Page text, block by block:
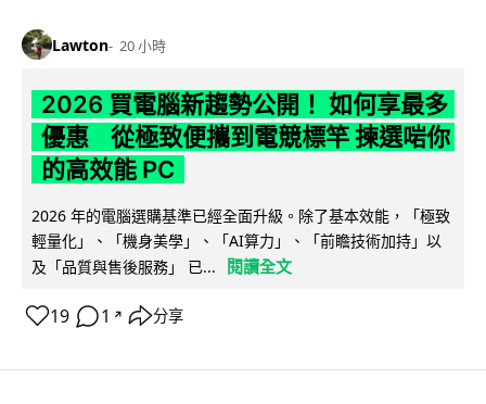
Lawton 20 小時
2026 買電腦新趨勢公開！ 如何享最多
優惠 從極致便攜到電競標竿 揀選啱你
的高效能 PC
2026 年的電腦選購基準已經全面升級。除了基本效能，「極致
輕量化」、「機身美學」、「AI算力」、「前瞻技術加持」以
及「品質與售後服務」 已...
閱讀全文
19 1 ↗ 分享